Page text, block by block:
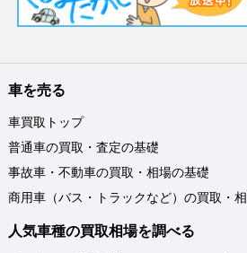
車を売る
車買取トップ
普通車の買取・査定の基礎
事故車・不動車の買取・相場の基礎
商用車（バス・トラックなど）の買取・
人気車種の買取相場を調べる